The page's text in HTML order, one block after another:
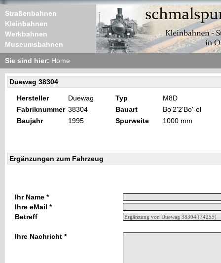
Straßenbahnen
Kleinbahnen
Werkbahnen
Museumsbahnen
Sie sind hier: Home
Duewag 38304
Hersteller Duewag Typ
M8D
Fabriknummer 38304 Bauart
Bo'2'2'Bo'-el
Baujahr
1995 Spurweite 1000 mm
Ergänzungen zum Fahrzeug
Ihr Name *
Ihre eMail *
Betreff
Ihre Nachricht *